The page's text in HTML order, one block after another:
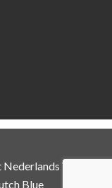
Visbureau
Blue